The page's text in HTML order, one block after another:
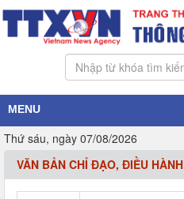
MENU
Thứ sáu, ngày 07/08/2026
VĂN BẢN CHỈ ĐẠO, ĐIỀU HÀNH